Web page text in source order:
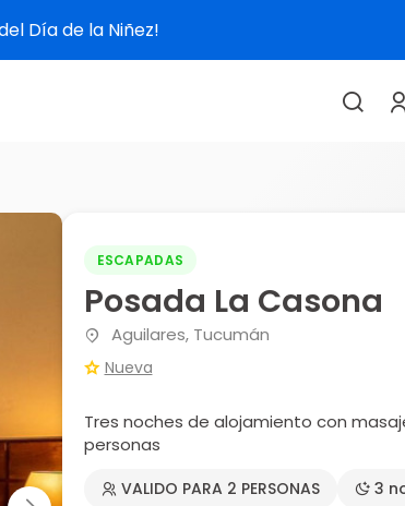
ESCAPADAS
Posada La Casona
Aguilares, Tucumán
Nueva
Tres noches de alojamiento con
personas
VALIDO PARA 2 PERSONAS 3